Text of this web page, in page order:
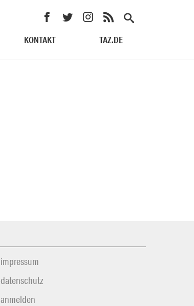
KONTAKT TAZ.DE
impressum
datenschutz
anmelden